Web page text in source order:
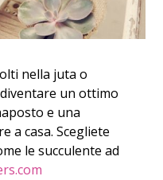
nella juta o
un ottimo
e una
a casa. Scegliete
le succulente ad